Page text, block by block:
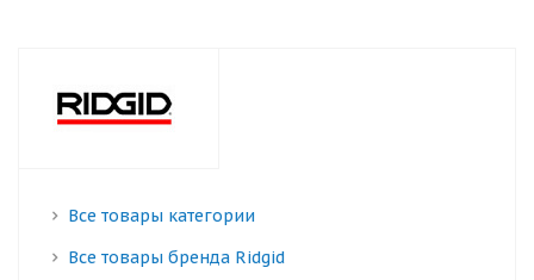
Все товары категории
Все товары бренда Ridgid